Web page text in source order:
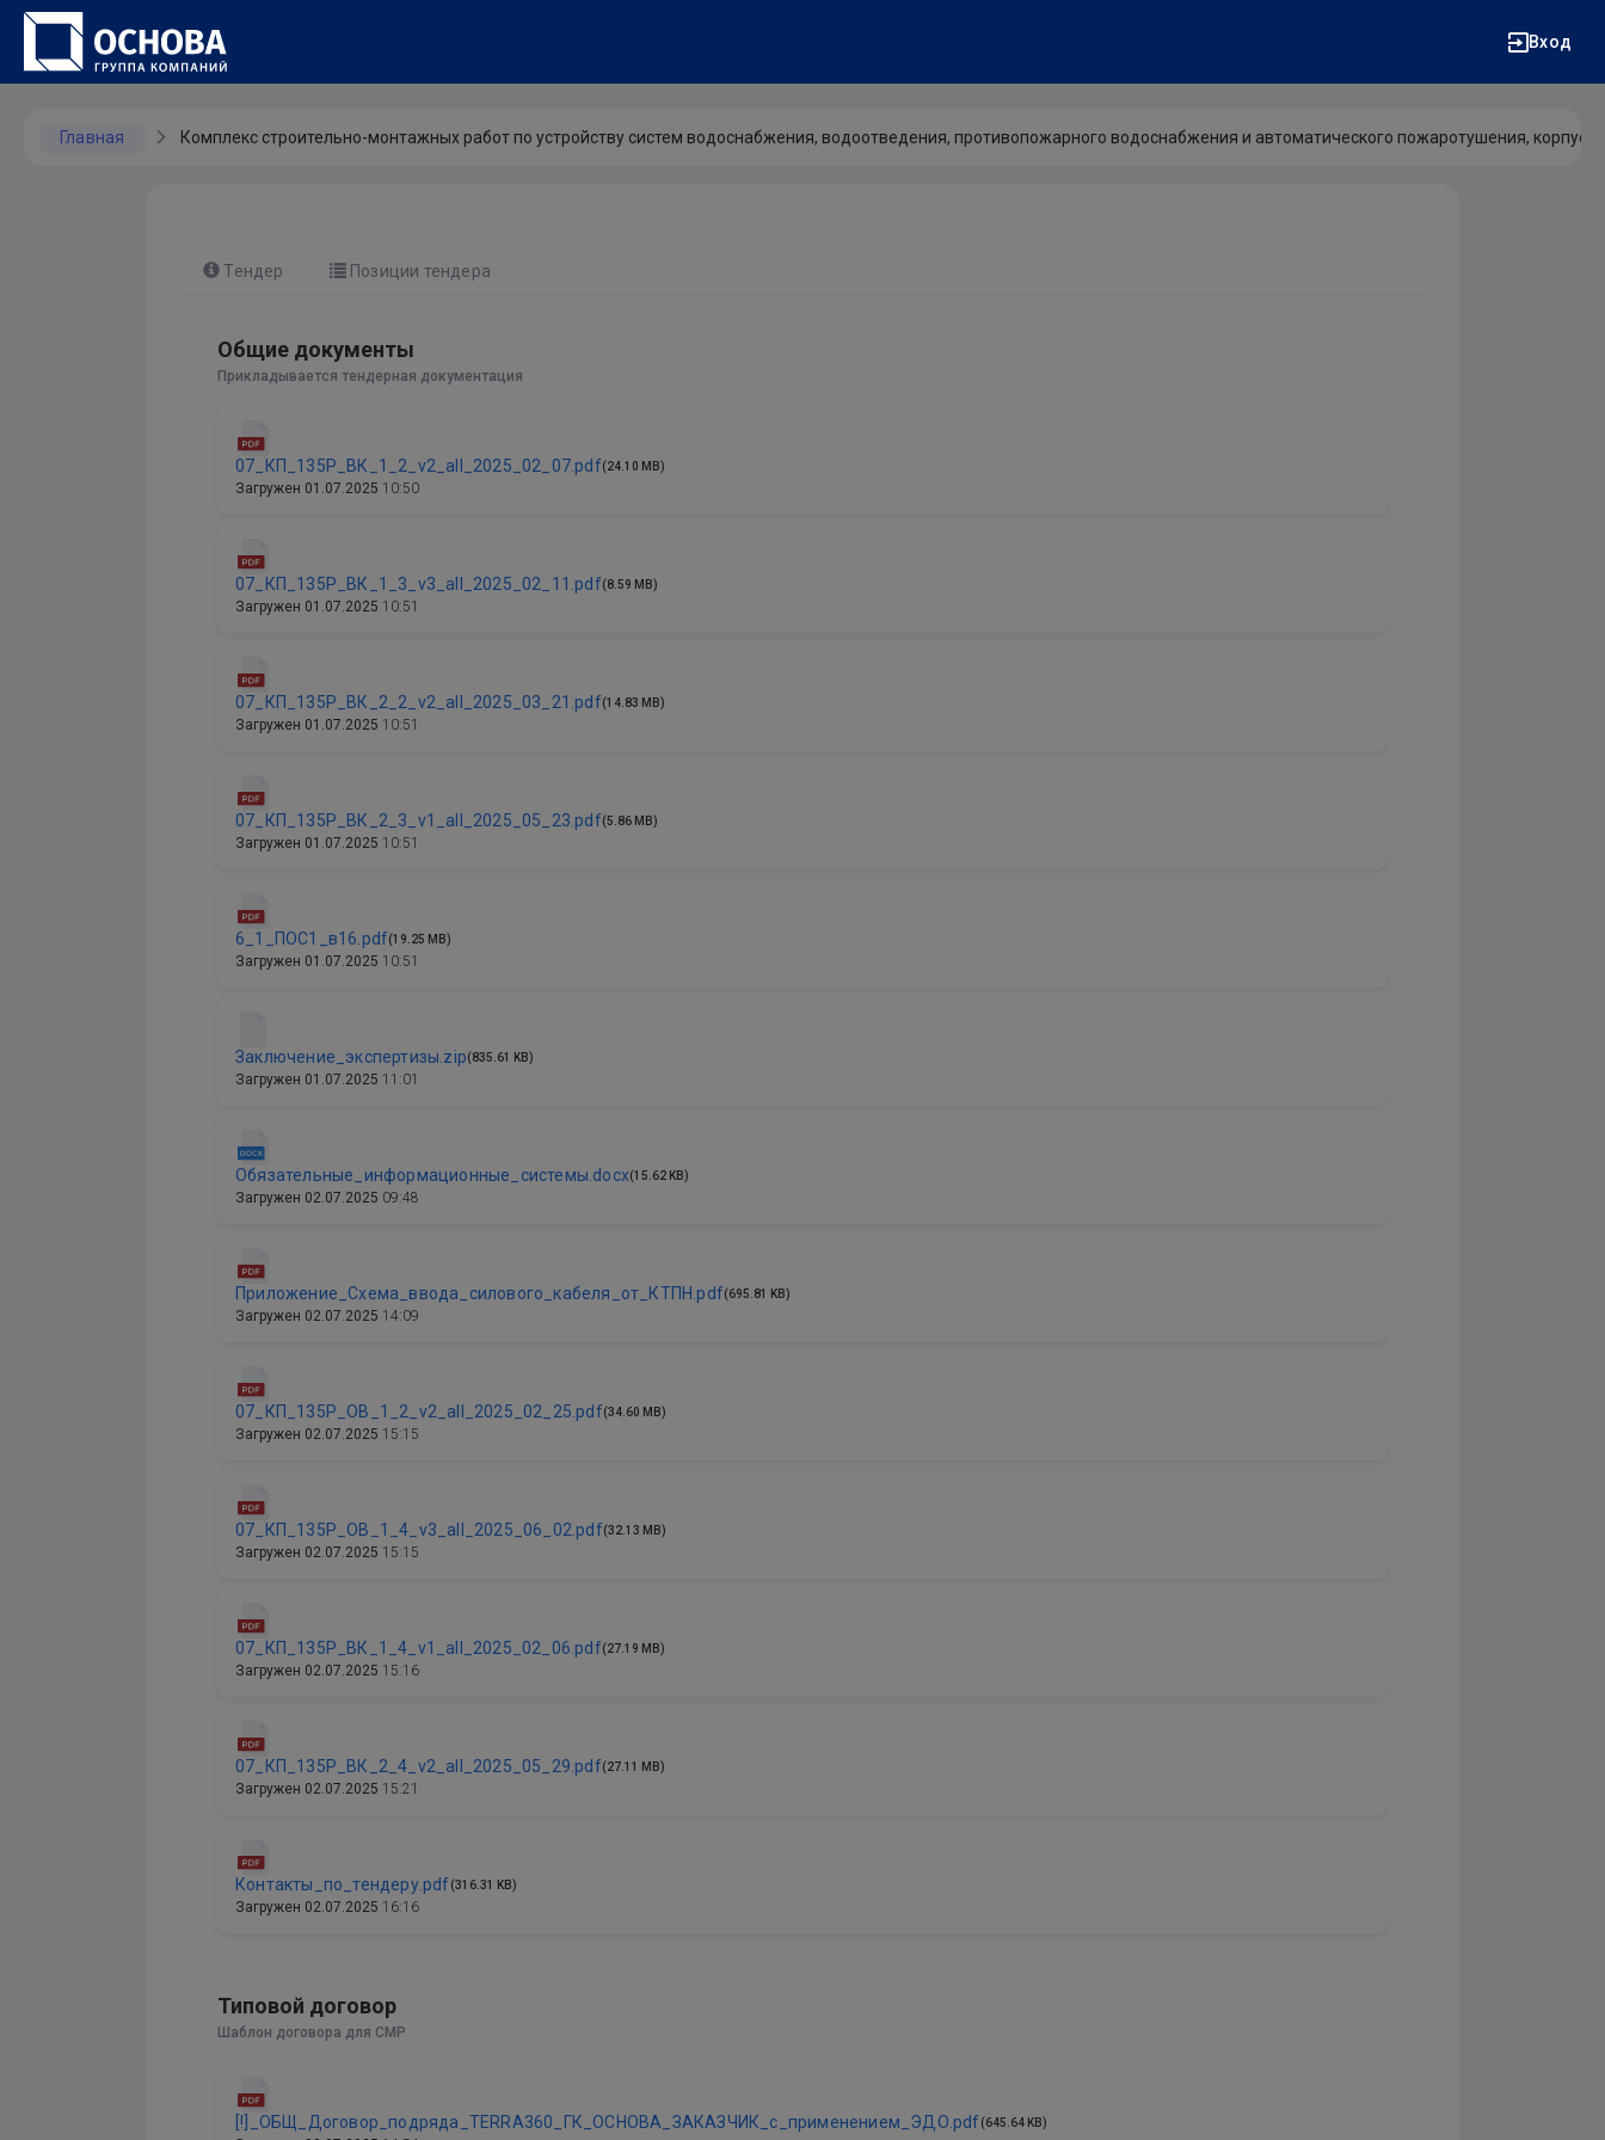
Вход
Главная Комплекс строительно-монтажных работ по устройству систем водоснабжения, водоотведения, противопожарного водоснабжения и автоматического пожаротушения, корпус
Тендер Позиции тендера
Общие документы
Прикладывается тендерная документация
07_КП_135Р_ВК_1_2_v2_all_2025_02_07.pdf(24.10 MB)
Загружен 01.07.2025 10:50
07_КП_135Р_ВК_1_3_v3_all_2025_02_11.pdf(8.59 MB)
Загружен 01.07.2025 10:51
07_КП_135Р_ВК_2_2_v2_all_2025_03_21.pdf(14.83 MB)
Загружен 01.07.2025 10:51
07_КП_135Р_ВК_2_3_v1_all_2025_05_23.pdf(5.86 MB)
Загружен 01.07.2025 10:51
6_1_ПОС1_в16.pdf(19.25 MB)
Загружен 01.07.2025 10:51
Заключение_экспертизы.zip(835.61 KB)
Загружен 01.07.2025 11:01
Обязательные_информационные_системы.docx(15.62 KB)
Загружен 02.07.2025 09:48
Приложение_Схема_ввода_силового_кабеля_от_КТПН.pdf(695.81 KB)
Загружен 02.07.2025 14:09
07_КП_135Р_ОВ_1_2_v2_all_2025_02_25.pdf(34.60 MB)
Загружен 02.07.2025 15:15
07_КП_135Р_ОВ_1_4_v3_all_2025_06_02.pdf(32.13 MB)
Загружен 02.07.2025 15:15
07_КП_135Р_ВК_1_4_v1_all_2025_02_06.pdf(27.19 MB)
Загружен 02.07.2025 15:16
07_КП_135Р_ВК_2_4_v2_all_2025_05_29.pdf(27.11 MB)
Загружен 02.07.2025 15:21
Контакты_по_тендеру.pdf(316.31 KB)
Загружен 02.07.2025 16:16
Типовой договор
Шаблон договора для СМР
[!]_ОБЩ_Договор_подряда_TERRA360_ГК_ОСНОВА_ЗАКАЗЧИК_с_применением_ЭДО.pdf(645.64 KB)